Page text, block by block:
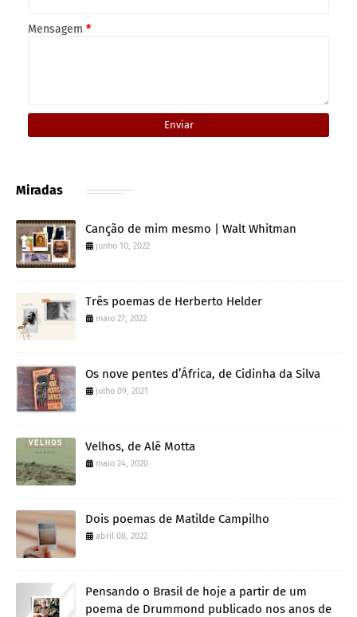
Mensagem *
Miradas
Canção de mim mesmo | Walt Whitman
junho 10, 2022
Três poemas de Herberto Helder
maio 27, 2022
Os nove pentes d’África, de Cidinha da Silva
julho 09, 2021
Velhos, de Alê Motta
maio 24, 2020
Dois poemas de Matilde Campilho
abril 08, 2022
Pensando o Brasil de hoje a partir de um
poema de Drummond publicado nos anos de